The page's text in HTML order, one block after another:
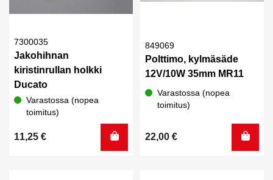
7300035
Jakohihnan
kiristinrullan holkki
Ducato
Varastossa (nopea
toimitus)
11,25 €
849069
Polttimo, kylmäsäde
12V/10W 35mm MR11
Varastossa (nopea
toimitus)
22,00 €